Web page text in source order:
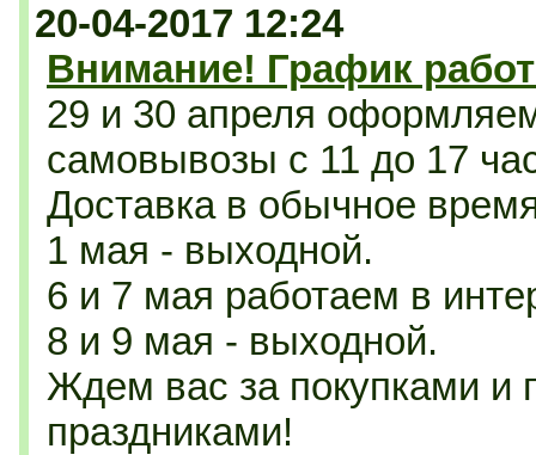
20-04-2017 12:24
Внимание! График
29 и 30 апреля
самовывозы с 11 до 17
Доставка в обычное
1 мая - выходной.
6 и 7 мая работаем в
8 и 9 мая - выходной.
Ждем вас за покупками и
праздниками!